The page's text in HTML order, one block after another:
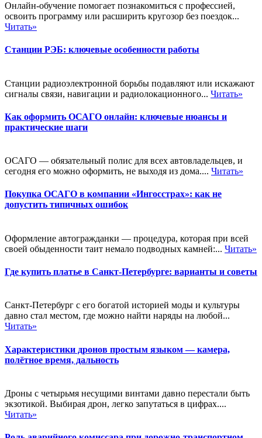
Онлайн-обучение помогает познакомиться с профессией,
освоить программу или расширить кругозор без поездок...
Читать»
Станции РЭБ: ключевые особенности работы
Станции радиоэлектронной борьбы подавляют или искажают
сигналы связи, навигации и радиолокационного... Читать»
Как оформить ОСАГО онлайн: ключевые нюансы и
практические шаги
ОСАГО — обязательный полис для всех автовладельцев, и
сегодня его можно оформить, не выходя из дома.... Читать»
Покупка ОСАГО в компании «Ингосстрах»: как не
допустить типичных ошибок
Оформление автогражданки — процедура, которая при всей
своей обыденности таит немало подводных камней:... Читать»
Где купить платье в Санкт-Петербурге: варианты и советы
Санкт-Петербург с его богатой историей моды и культуры
давно стал местом, где можно найти наряды на любой...
Читать»
Характеристики дронов простым языком — камера,
полётное время, дальность
Дроны с четырьмя несущими винтами давно перестали быть
экзотикой. Выбирая дрон, легко запутаться в цифрах....
Читать»